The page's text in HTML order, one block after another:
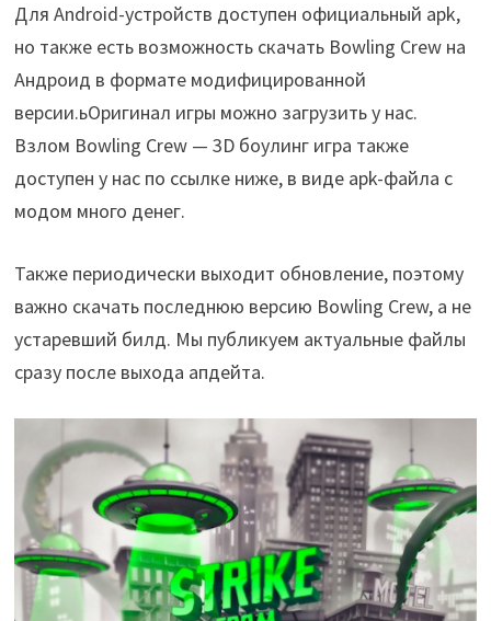
Для Android-устройств доступен официальный apk,
но также есть возможность скачать Bowling Crew на
Андроид в формате модифицированной
версии.ьОригинал игры можно загрузить у нас.
Взлом Bowling Crew — 3D боулинг игра также
доступен у нас по ссылке ниже, в виде apk-файла с
модом много денег.
Также периодически выходит обновление, поэтому
важно скачать последнюю версию Bowling Crew, а не
устаревший билд. Мы публикуем актуальные файлы
сразу после выхода апдейта.